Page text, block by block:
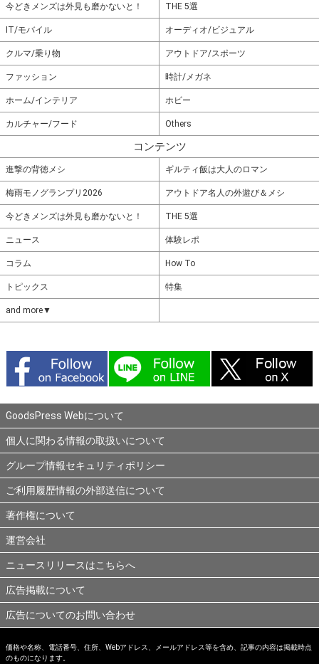
今どきメンズは外見も磨かないと！ THE 5選
IT/モバイル オーディオ/ビジュアル
クルマ/乗り物 アウトドア/スポーツ
ファッション 時計/メガネ
ホーム/インテリア ホビー
カルチャー/フード Others
コンテンツ
進撃の背徳メシ ギルティ飯は大人のロマン
梅雨モノグランプリ2026 アウトドア名人の外遊び＆メシ
今どきメンズは外見も磨かないと！ THE 5選
ニュース 体験レポ
コラム How To
トピックス 特集
and more▼
GoodsPress Webについて
個人に関わる情報の取扱いについて
グループ情報セキュリティポリシー
ご利用履歴情報の外部送信について
著作権について
運営会社
ニュースリリースはこちらへ
広告掲載について
広告についてのお問い合わせ
価格や名称、電話番号、住所、Webアドレス、メールアドレス等を含め、記事の内容は掲載時点
のものになります。